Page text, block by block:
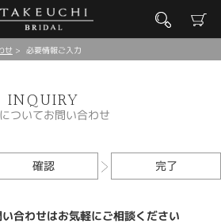
せ 必要情報ご入力
INQUIRY
ついてお問い合わせ
確認 完了
合わせはお気軽にご相談ください